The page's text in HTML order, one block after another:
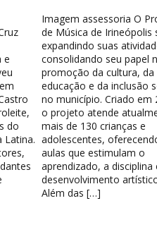
e
do
Latina.
Imagem assessoria O
de Música de Irineópolis
expandindo suas
consolidando seu papel
promoção da cultura, da
educação e da inclusão
no município. Criado em
o projeto atende
mais de 130 crianças e
adolescentes,
aulas que estimulam o
aprendizado, a disciplina
desenvolvimento
Além das […]